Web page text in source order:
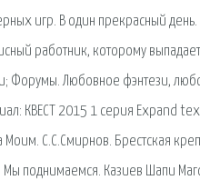
игр. В один прекрасный
работник, которому
Форумы. Любовное фэнтези,
КВЕСТ 2015 1 серия Expand
С.С.Смирнов. Брестская
поднимаемся. Казиев Шапи